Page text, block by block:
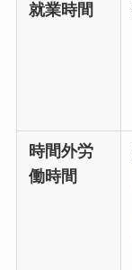
就業時間
時間外労
働時間